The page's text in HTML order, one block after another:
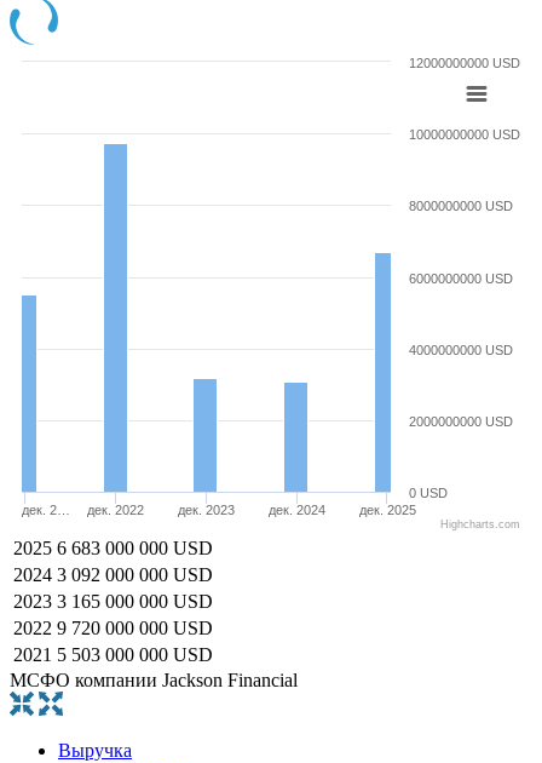
дек. 2… дек. 2022 дек. 2023 дек. 2024 дек. 2025
0 USD
2000000000 USD
4000000000 USD
6000000000 USD
8000000000 USD
10000000000 USD
12000000000 USD
Highcharts.com
2025 6 683 000 000 USD
2024 3 092 000 000 USD
2023 3 165 000 000 USD
2022 9 720 000 000 USD
2021 5 503 000 000 USD
МСФО компании Jackson Financial
Выручка